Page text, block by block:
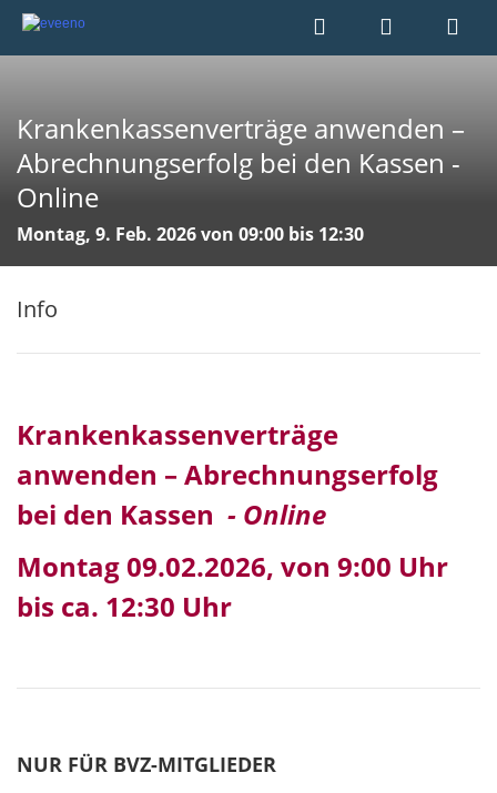
Krankenkassenverträge anwenden –
Abrechnungserfolg bei den Kassen -
Online
Montag, 9. Feb. 2026 von 09:00 bis 12:30
Info
Krankenkassenverträge
anwenden – Abrechnungserfolg
bei den Kassen - Online
Montag 09.02.2026, von 9:00 Uhr
bis ca. 12:30 Uhr
NUR FÜR BVZ-MITGLIEDER